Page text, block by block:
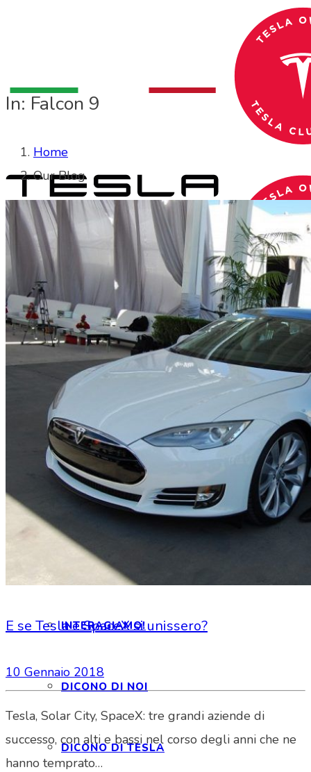
HOME
CHI SIAMO
CHI SIAMO
CONTATTI
INTERAGIAMO!
DICONO DI NOI
DICONO DI TESLA
In: Falcon 9
Home
Our Blog
E se Tesla e SpaceX si unissero?
10 Gennaio 2018
Tesla, Solar City, SpaceX: tre grandi aziende di
successo, con alti e bassi nel corso degli anni che ne
hanno temprato…